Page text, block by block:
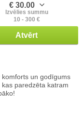
€ 30.00
Izvēlies summu
10 - 300 €
Atvērt
un godīgums
paredzēta katram